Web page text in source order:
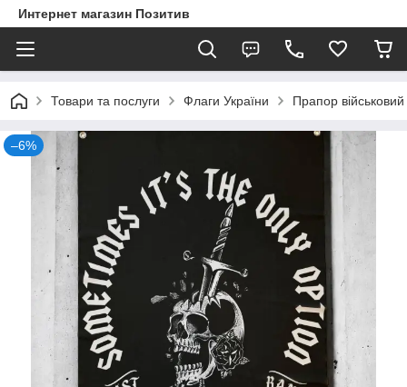
Интернет магазин Позитив
Товари та послуги Флаги України Прапор
–6%